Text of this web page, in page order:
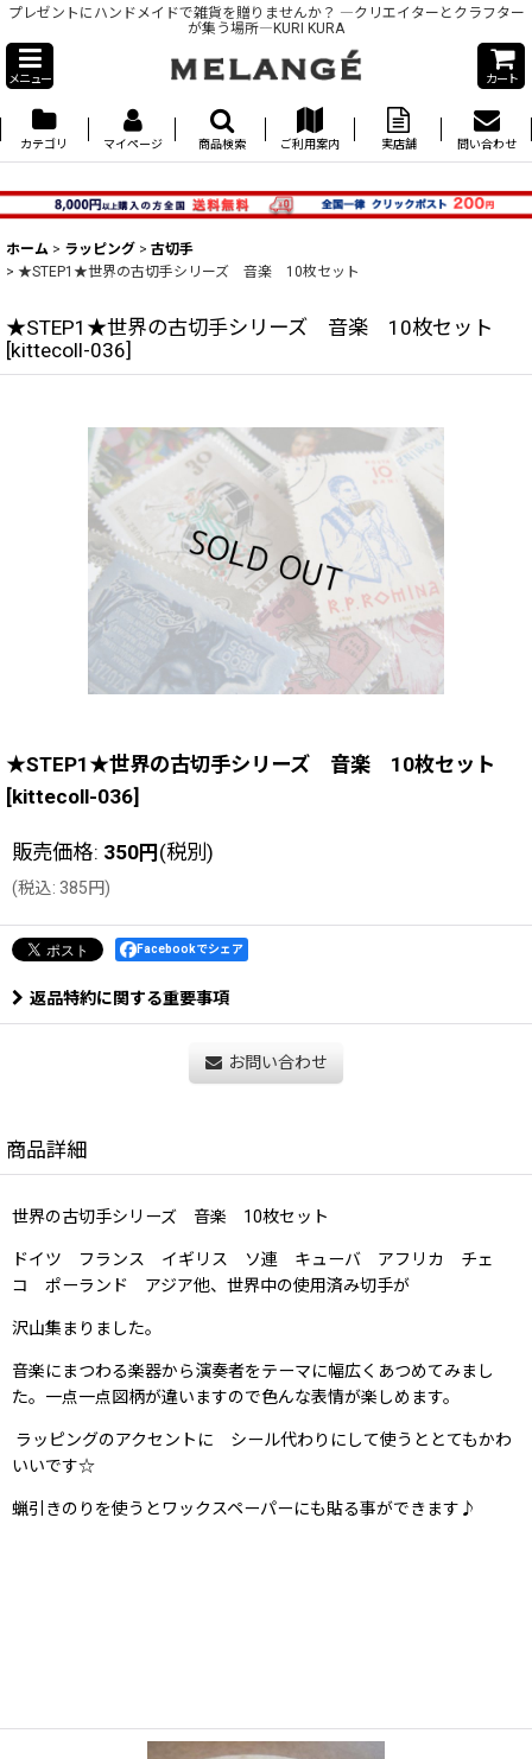
プレゼントにハンドメイドで雑貨を贈りませんか？ ―クリエイターとクラフター
が集う場所―KURI KURA
メニュー カート
カテゴリ マイページ 商品検索 ご利用案内 実店舗 問い合わせ
ホーム > ラッピング > 古切手
> ★STEP1★世界の古切手シリーズ 音楽 10枚セット
★STEP1★世界の古切手シリーズ 音楽 10枚セット
[kittecoll-036]
★STEP1★世界の古切手シリーズ 音楽 10枚セット
[kittecoll-036]
販売価格: 350円(税別)
(税込: 385円)
Facebookでシェア
返品特約に関する重要事項
お問い合わせ
商品詳細
世界の古切手シリーズ 音楽 10枚セット
ドイツ フランス イギリス ソ連 キューバ アフリカ チェ
コ ポーランド アジア他、世界中の使用済み切手が
沢山集まりました。
音楽にまつわる楽器から演奏者をテーマに幅広くあつめてみまし
た。一点一点図柄が違いますので色んな表情が楽しめます。
ラッピングのアクセントに シール代わりにして使うととてもかわ
いいです☆
蝋引きのりを使うとワックスペーパーにも貼る事ができます♪